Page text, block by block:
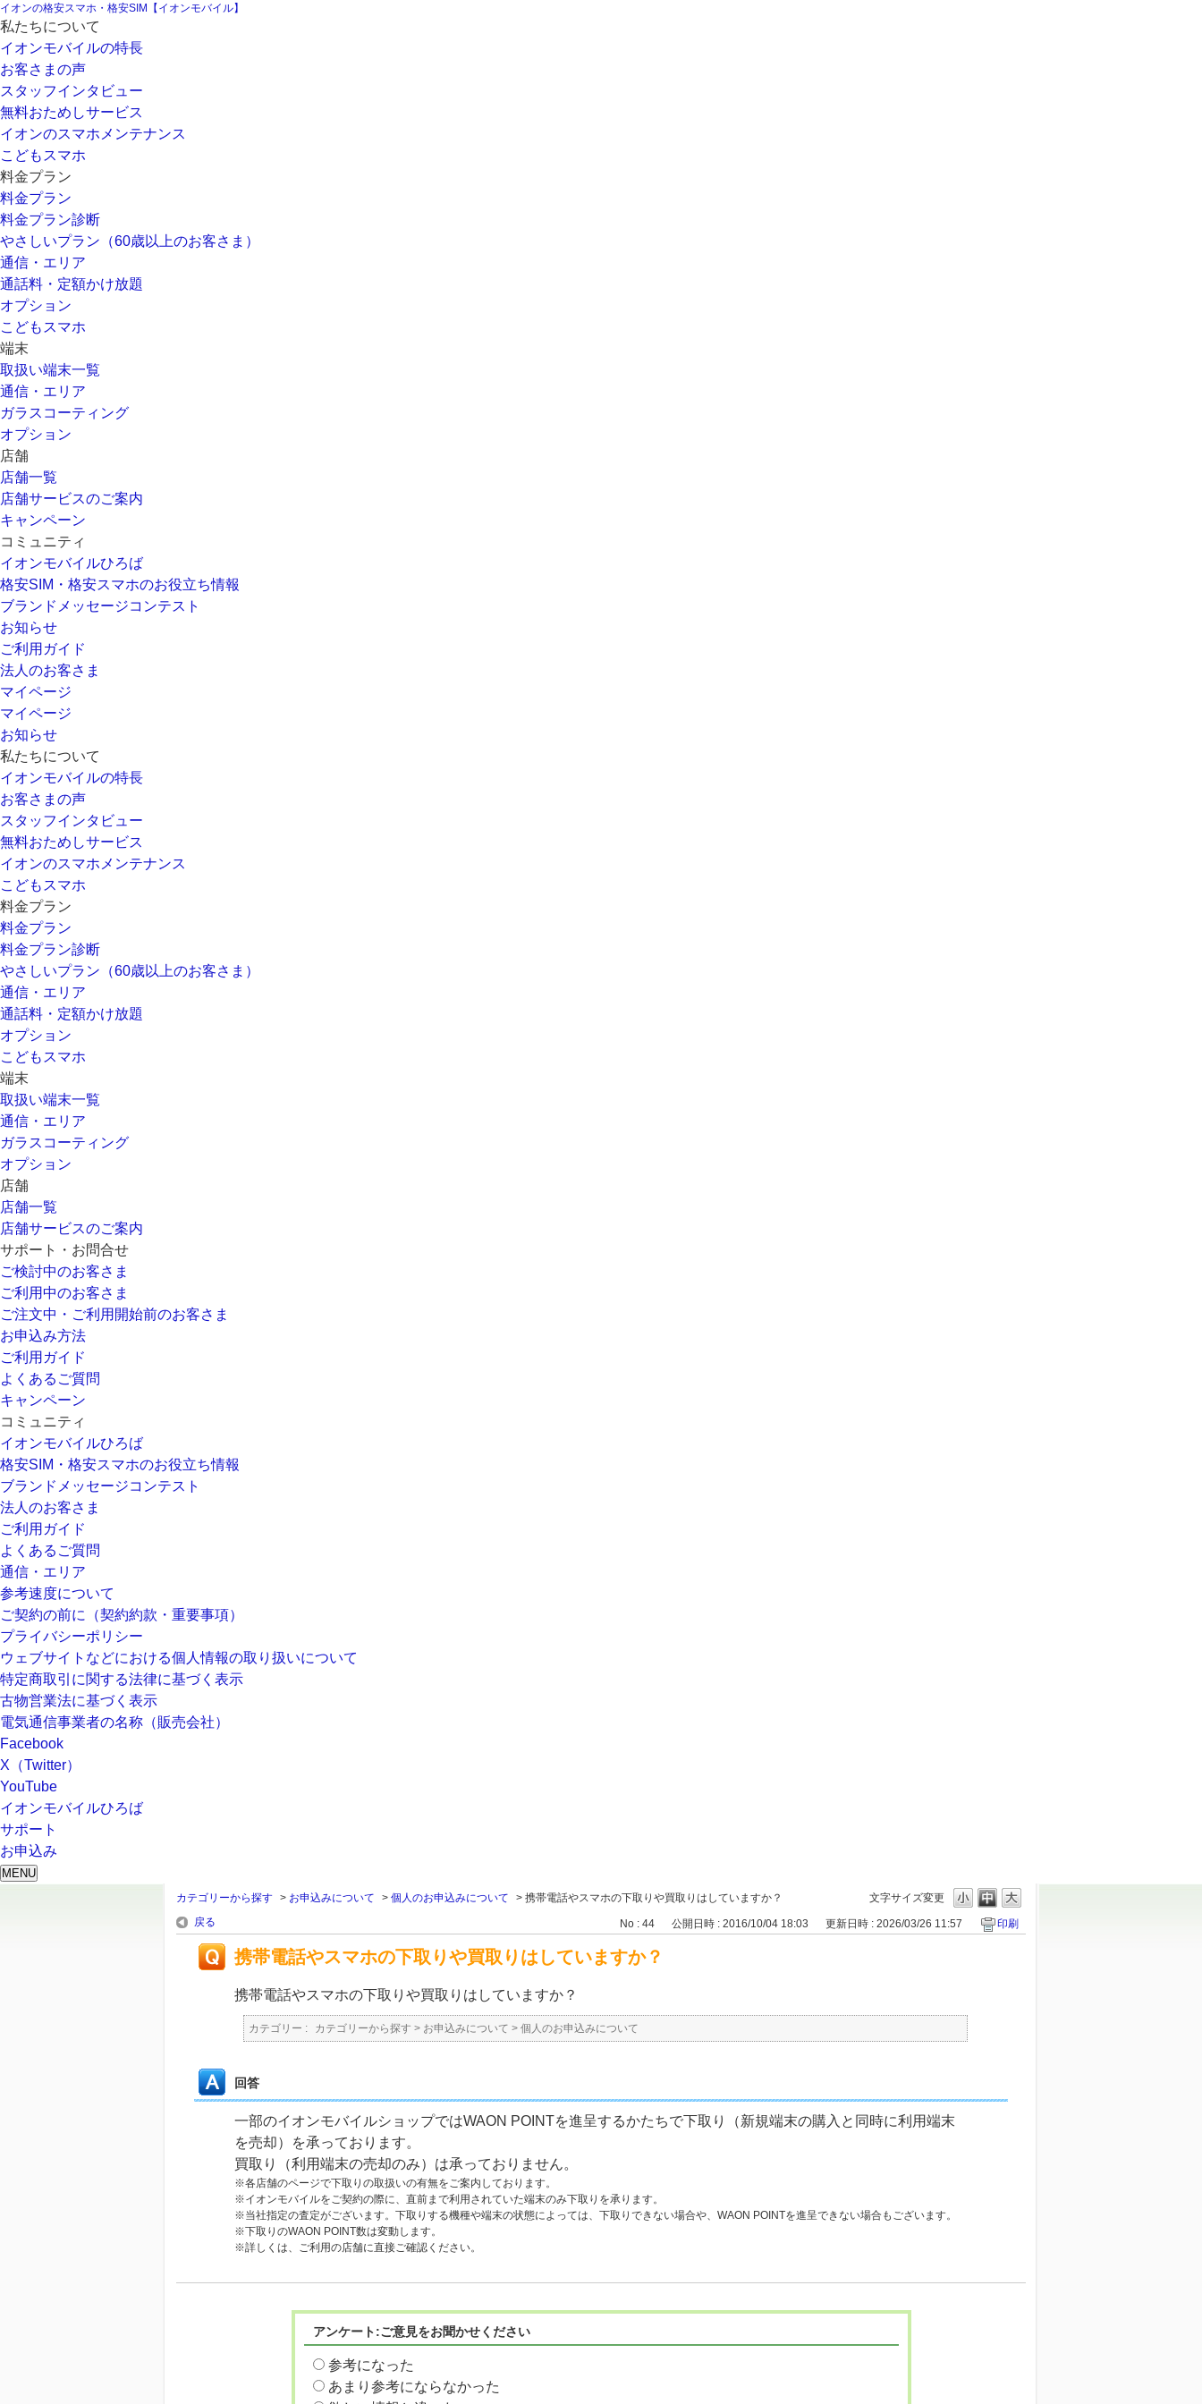
イオンの格安スマホ・格安SIM【イオンモバイル】
私たちについて
イオンモバイルの特長
お客さまの声
スタッフインタビュー
無料おためしサービス
イオンのスマホメンテナンス
こどもスマホ
料金プラン
料金プラン
料金プラン診断
やさしいプラン（60歳以上のお客さま）
通信・エリア
通話料・定額かけ放題
オプション
こどもスマホ
端末
取扱い端末一覧
通信・エリア
ガラスコーティング
オプション
店舗
店舗一覧
店舗サービスのご案内
キャンペーン
コミュニティ
イオンモバイルひろば
格安SIM・格安スマホのお役立ち情報
ブランドメッセージコンテスト
お知らせ
ご利用ガイド
法人のお客さま
マイページ
マイページ
お知らせ
私たちについて
イオンモバイルの特長
お客さまの声
スタッフインタビュー
無料おためしサービス
イオンのスマホメンテナンス
こどもスマホ
料金プラン
料金プラン
料金プラン診断
やさしいプラン（60歳以上のお客さま）
通信・エリア
通話料・定額かけ放題
オプション
こどもスマホ
端末
取扱い端末一覧
通信・エリア
ガラスコーティング
オプション
店舗
店舗一覧
店舗サービスのご案内
サポート・お問合せ
ご検討中のお客さま
ご利用中のお客さま
ご注文中・ご利用開始前のお客さま
お申込み方法
ご利用ガイド
よくあるご質問
キャンペーン
コミュニティ
イオンモバイルひろば
格安SIM・格安スマホのお役立ち情報
ブランドメッセージコンテスト
法人のお客さま
ご利用ガイド
よくあるご質問
通信・エリア
参考速度について
ご契約の前に（契約約款・重要事項）
プライバシーポリシー
ウェブサイトなどにおける個人情報の取り扱いについて
特定商取引に関する法律に基づく表示
古物営業法に基づく表示
電気通信事業者の名称（販売会社）
Facebook
X（Twitter）
YouTube
イオンモバイルひろば
サポート
お申込み
MENU
文字サイズ変更
カテゴリーから探す > お申込みについて > 個人のお申込みについて > 携帯電話やスマホの下取りや買取りはしていますか？
戻る
No : 44 公開日時 : 2016/10/04 18:03 更新日時 : 2026/03/26 11:57 印刷
携帯電話やスマホの下取りや買取りはしていますか？
携帯電話やスマホの下取りや買取りはしていますか？
カテゴリー : カテゴリーから探す > お申込みについて > 個人のお申込みについて
回答
一部のイオンモバイルショップではWAON POINTを進呈するかたちで下取り（新規端末の購入と同時に利用端末
を売却）を承っております。
買取り（利用端末の売却のみ）は承っておりません。
※各店舗のページで下取りの取扱いの有無をご案内しております。
※イオンモバイルをご契約の際に、直前まで利用されていた端末のみ下取りを承ります。
※当社指定の査定がございます。下取りする機種や端末の状態によっては、下取りできない場合や、WAON POINTを進呈できない場合もございます。
※下取りのWAON POINT数は変動します。
※詳しくは、ご利用の店舗に直接ご確認ください。
アンケート:ご意見をお聞かせください
参考になった
あまり参考にならなかった